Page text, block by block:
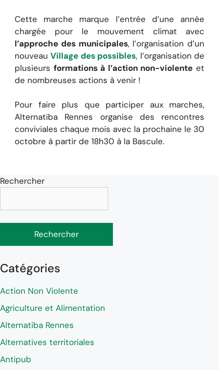
Cette marche marque l’entrée d’une année
chargée pour le mouvement climat avec
l’approche des municipales, l’organisation d’un
nouveauVillage des possibles, l’organisation de
plusieurs formations à l’action non-violente et
de nombreuses actions à venir !
Pour faire plus que participer aux marches,
Alternatiba Rennes organise des rencontres
conviviales chaque mois avec la prochaine le 30
octobre à partir de 18h30 à la Bascule.
Rechercher
Rechercher
Catégories
Action Non Violente
Agriculture et Alimentation
Alternatiba Rennes
Alternatives territoriales
Antipub